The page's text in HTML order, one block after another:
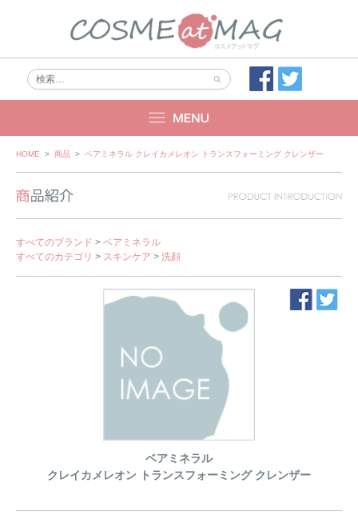
Skip
HOME > 商品 > ベアミネラル クレイカメレオン トランスフォーミング クレンザー
すべてのブランド > ベアミネラル
すべてのカテゴリ > スキンケア > 洗顔
ベアミネラル
クレイカメレオン トランスフォーミング クレンザー